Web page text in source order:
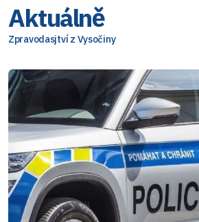
Aktuálně
Zpravodasjtví z Vysočiny